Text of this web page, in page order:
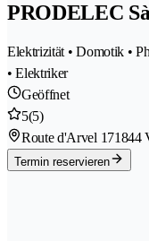
PRODELEC
Elektrizität • Domotik •
• Elektriker
Geöffnet
5(5)
Route d'Arvel 171844
Termin reservieren